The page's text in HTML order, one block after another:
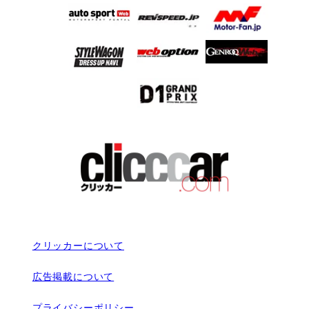
クリッカーについて
広告掲載について